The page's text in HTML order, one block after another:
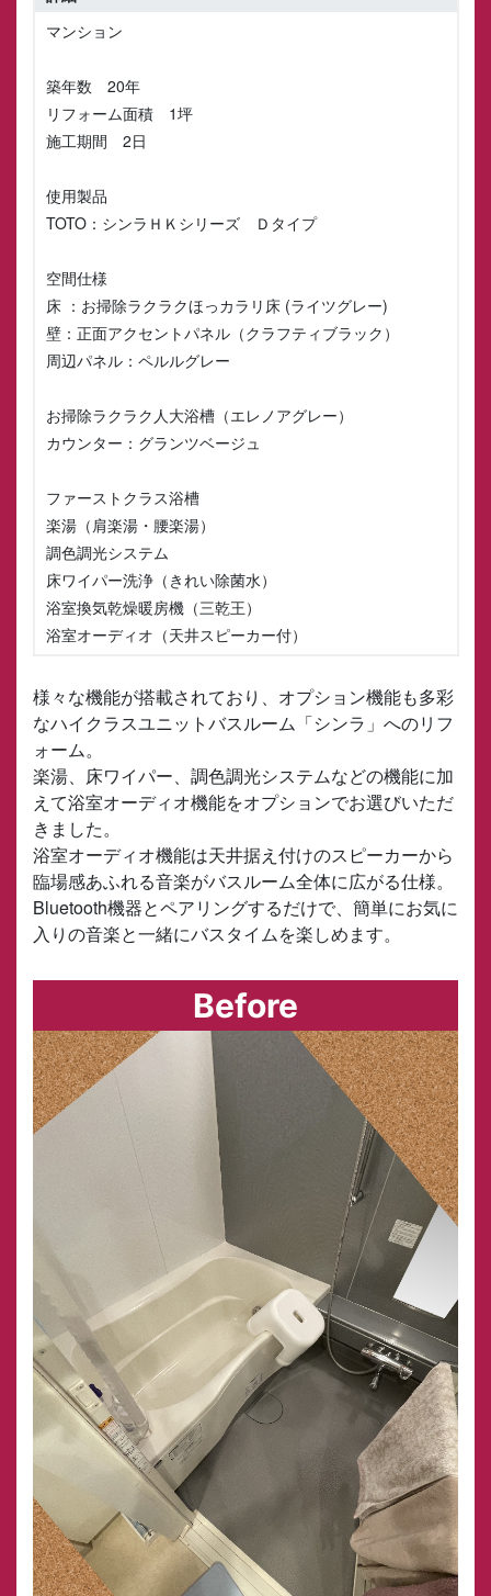
マンション
築年数 20年
リフォーム面積 1坪
施工期間 2日
使用製品
TOTO：シンラＨＫシリーズ Ｄタイプ
空間仕様
床 ：お掃除ラクラクほっカラリ床 (ライツグレー)
壁：正面アクセントパネル（クラフティブラック）
周辺パネル：ペルルグレー
お掃除ラクラク人大浴槽（エレノアグレー）
カウンター：グランツベージュ
ファーストクラス浴槽
楽湯（肩楽湯・腰楽湯）
調色調光システム
床ワイパー洗浄（きれい除菌水）
浴室換気乾燥暖房機（三乾王）
浴室オーディオ（天井スピーカー付）
様々な機能が搭載されており、オプション機能も多彩
なハイクラスユニットバスルーム「シンラ」へのリフ
ォーム。
楽湯、床ワイパー、調色調光システムなどの機能に加
えて浴室オーディオ機能をオプションでお選びいただ
きました。
浴室オーディオ機能は天井据え付けのスピーカーから
臨場感あふれる音楽がバスルーム全体に広がる仕様。
Bluetooth機器とペアリングするだけで、簡単にお気に
入りの音楽と一緒にバスタイムを楽しめます。
Before